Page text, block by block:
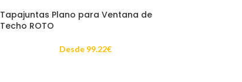
Tapajuntas Plano para Ventana de
Techo ROTO
Desde 99.22€